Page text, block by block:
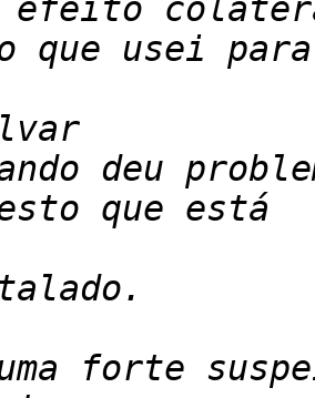
efeito
deu
forte